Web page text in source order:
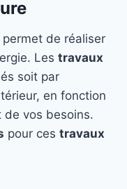
de réaliser
Les travaux
soit par
en fonction
de vos besoins.
pour ces travaux